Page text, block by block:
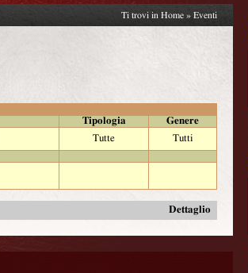
Ti trovi in Home » Eventi
Tipologia
Genere
Tutte
Tutti
Dettaglio